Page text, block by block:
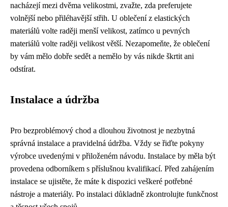
nacházejí mezi dvěma velikostmi, zvažte, zda preferujete
volnější nebo přiléhavější střih. U oblečení z elastických
materiálů volte raději menší velikost, zatímco u pevných
materiálů volte raději velikost větší. Nezapomeňte, že oblečení
by vám mělo dobře sedět a nemělo by vás nikde škrtit ani
odstírat.
Instalace a údržba
Pro bezproblémový chod a dlouhou životnost je nezbytná
správná instalace a pravidelná údržba. Vždy se řiďte pokyny
výrobce uvedenými v přiloženém návodu. Instalace by měla být
provedena odborníkem s příslušnou kvalifikací. Před zahájením
instalace se ujistěte, že máte k dispozici veškeré potřebné
nástroje a materiály. Po instalaci důkladně zkontrolujte funkčnost